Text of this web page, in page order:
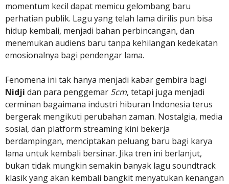
momentum kecil dapat memicu gelombang baru
perhatian publik. Lagu yang telah lama dirilis pun bisa
hidup kembali, menjadi bahan perbincangan, dan
menemukan audiens baru tanpa kehilangan kedekatan
emosionalnya bagi pendengar lama.
Fenomena ini tak hanya menjadi kabar gembira bagi
Nidji dan para penggemar 5cm, tetapi juga menjadi
cerminan bagaimana industri hiburan Indonesia terus
bergerak mengikuti perubahan zaman. Nostalgia, media
sosial, dan platform streaming kini bekerja
berdampingan, menciptakan peluang baru bagi karya
lama untuk kembali bersinar. Jika tren ini berlanjut,
bukan tidak mungkin semakin banyak lagu soundtrack
klasik yang akan kembali bangkit menyatukan kenangan